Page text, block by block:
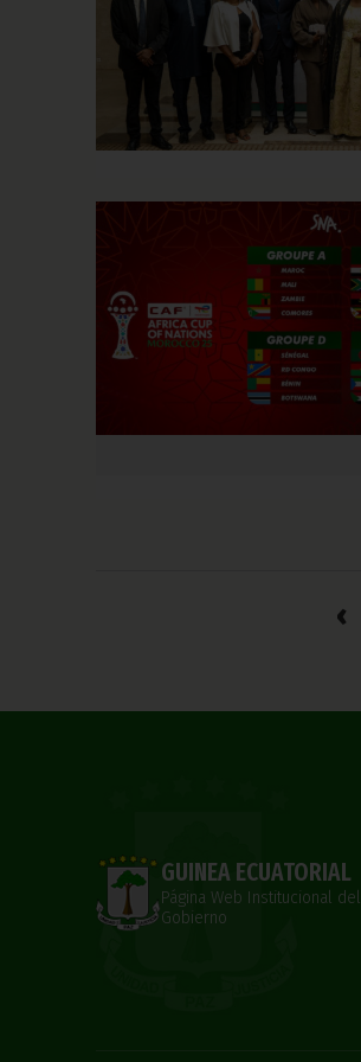
‹
GUINEA ECUATORIAL
Página Web Institucional del
Gobierno